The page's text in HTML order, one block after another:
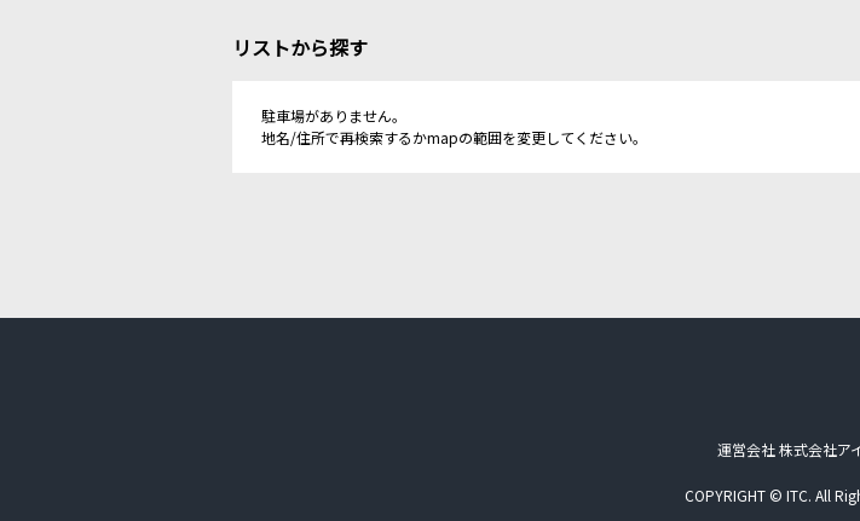
リストから探す
駐車場がありません。
地名/住所で再検索するかmapの範囲を変更してください。
運営会社 株式会社ア
COPYRIGHT © ITC. All